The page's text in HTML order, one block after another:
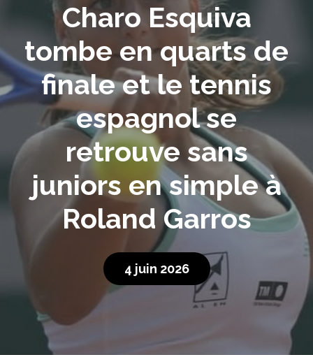
Charo Esquiva
tombe en quarts de
finale et le tennis
espagnol se
retrouve sans
juniors en simple à
Roland Garros
4 juin 2026